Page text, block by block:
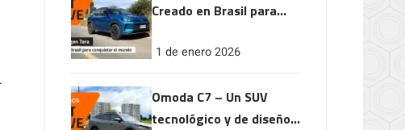
Creado en Brasil para
1 de enero 2026
Omoda C7 – Un SUV
tecnológico y de diseño